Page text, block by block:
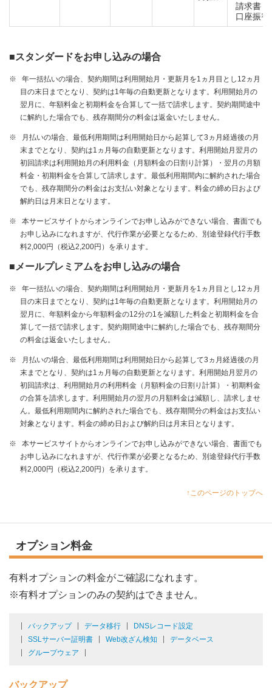
請求書・
口座振替
■スタンダードをお申し込みの場合
※
年一括払いの場合、契約期間は利用開始月・更新月を1ヵ月目とし12ヵ月
目の末日までとなり、契約は1年毎の自動更新となります。利用開始月の
翌月に、年額料金と初期料金を合算して一括で請求します。契約期間途中
に解約した場合でも、残存期間分の料金は返金いたしません。
※
月払いの場合、最低利用期間は利用開始日から起算して3ヵ月経過後の月
末までとなり、契約は1ヵ月毎の自動更新となります。利用開始月翌月の
初回請求は利用開始月の利用料金（月額料金の日割り計算）・翌月の月額
料金・初期料金を合算して請求します。最低利用期間内に解約された場合
でも、残存期間分の料金はお支払い対象となります。料金の締め日および
解約日は月末日となります。
※
本サービスサイトからオンラインでお申し込みができない場合、書面でも
お申し込みになれますが、代行作業が必要となるため、別途登録代行手数
料2,000円（税込2,200円）を承ります。
■メールプレミアムをお申し込みの場合
※
年一括払いの場合、契約期間は利用開始月・更新月を1ヵ月目とし12ヵ月
目の末日までとなり、契約は1年毎の自動更新となります。利用開始月の
翌月に、年額料金から年額料金の12分の1を減額した料金と初期料金を合
算して一括で請求します。契約期間途中に解約した場合でも、残存期間分
の料金は返金いたしません。
※
月払いの場合、最低利用期間は利用開始日から起算して3ヵ月経過後の月
末までとなり、契約は1ヵ月毎の自動更新となります。利用開始月翌月の
初回請求は、利用開始月の利用料金（月額料金の日割り計算）・初期料金
の合算を請求します。利用開始月の翌月の月額料金は減額し、請求しませ
ん。最低利用期間内に解約された場合でも、残存期間分の料金はお支払い
対象となります。料金の締め日および解約日は月末日となります。
※
本サービスサイトからオンラインでお申し込みができない場合、書面でも
お申し込みになれますが、代行作業が必要となるため、別途登録代行手数
料2,000円（税込2,200円）を承ります。
↑このページのトップへ
オプション料金
有料オプションの料金がご確認になれます。
※有料オプションのみの契約はできません。
バックアップ データ移行
DNSレコード設定
SSLサーバー証明書
Web改ざん検知
データベース
グループウェア
バックアップ